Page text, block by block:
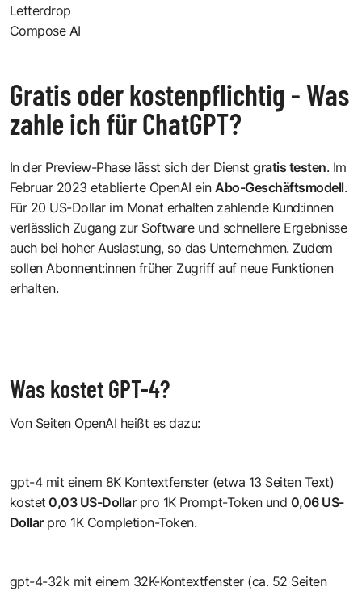
Letterdrop
Compose AI
Gratis oder kostenpflichtig - Was
zahle ich für ChatGPT?
In der Preview-Phase lässt sich der Dienstgratis testen. Im
Februar 2023 etablierte OpenAI einAbo-Geschäftsmodell.
Für 20 US-Dollar im Monat erhalten zahlende Kund:innen
verlässlich Zugang zur Software und schnellere Ergebnisse
auch bei hoher Auslastung, so das Unternehmen. Zudem
sollen Abonnent:innen früher Zugriff auf neue Funktionen
erhalten.
Was kostet GPT-4?
Von Seiten OpenAI heißt es dazu:
gpt-4 mit einem 8K Kontextfenster (etwa 13 Seiten Text)
kostet 0,03 US-Dollarpro 1K Prompt-Token und 0,06 US-
Dollar pro 1K Completion-Token.
gpt-4-32k mit einem 32K-Kontextfenster (ca. 52 Seiten